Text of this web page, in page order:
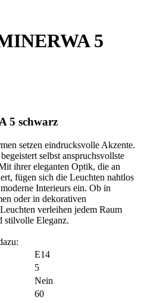
5
5 schwarz
setzen eindrucksvolle Akzente.
selbst anspruchsvollste
ihrer eleganten Optik, die an
fügen sich die Leuchten nahtlos
Interieurs ein. Ob in
oder in dekorativen
verleihen jedem Raum
stilvolle Eleganz.
E14
5
Nein
60